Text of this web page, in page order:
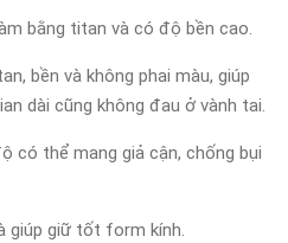
bằng titan và có độ bền cao.
bền và không phai màu, giúp
dài cũng không đau ở vành tai.
có thể mang giả cận, chống bụi
giúp giữ tốt form kính.